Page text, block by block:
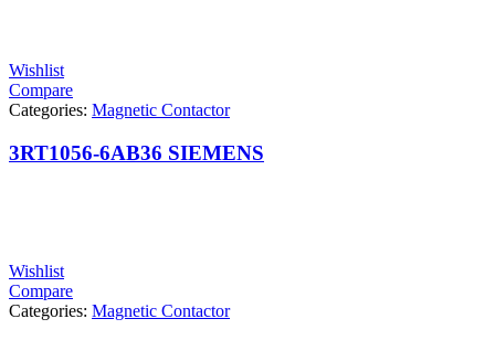
Wishlist
Compare
Categories: Magnetic Contactor
3RT1056-6AB36 SIEMENS
Wishlist
Compare
Categories: Magnetic Contactor